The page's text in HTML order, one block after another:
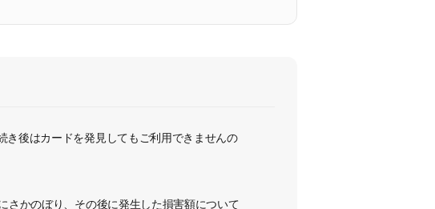
後はカードを発見してもご利用できませんの
さかのぼり、その後に発生した損害額について